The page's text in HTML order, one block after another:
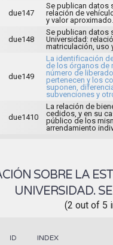
due147
Se publican datos
relación de
y valor aproximado.
due148
Se publican datos
Universidad:
matriculación, uso
due149
La identificación
de los órganos de
número de
pertenecen y los
suponen,
subvenciones y
due1410
La relación de
cedidos, y en su
público de los
arrendamiento
SOBRE LA
UNIVERSIDAD.
(2 out of 5
ID INDEX